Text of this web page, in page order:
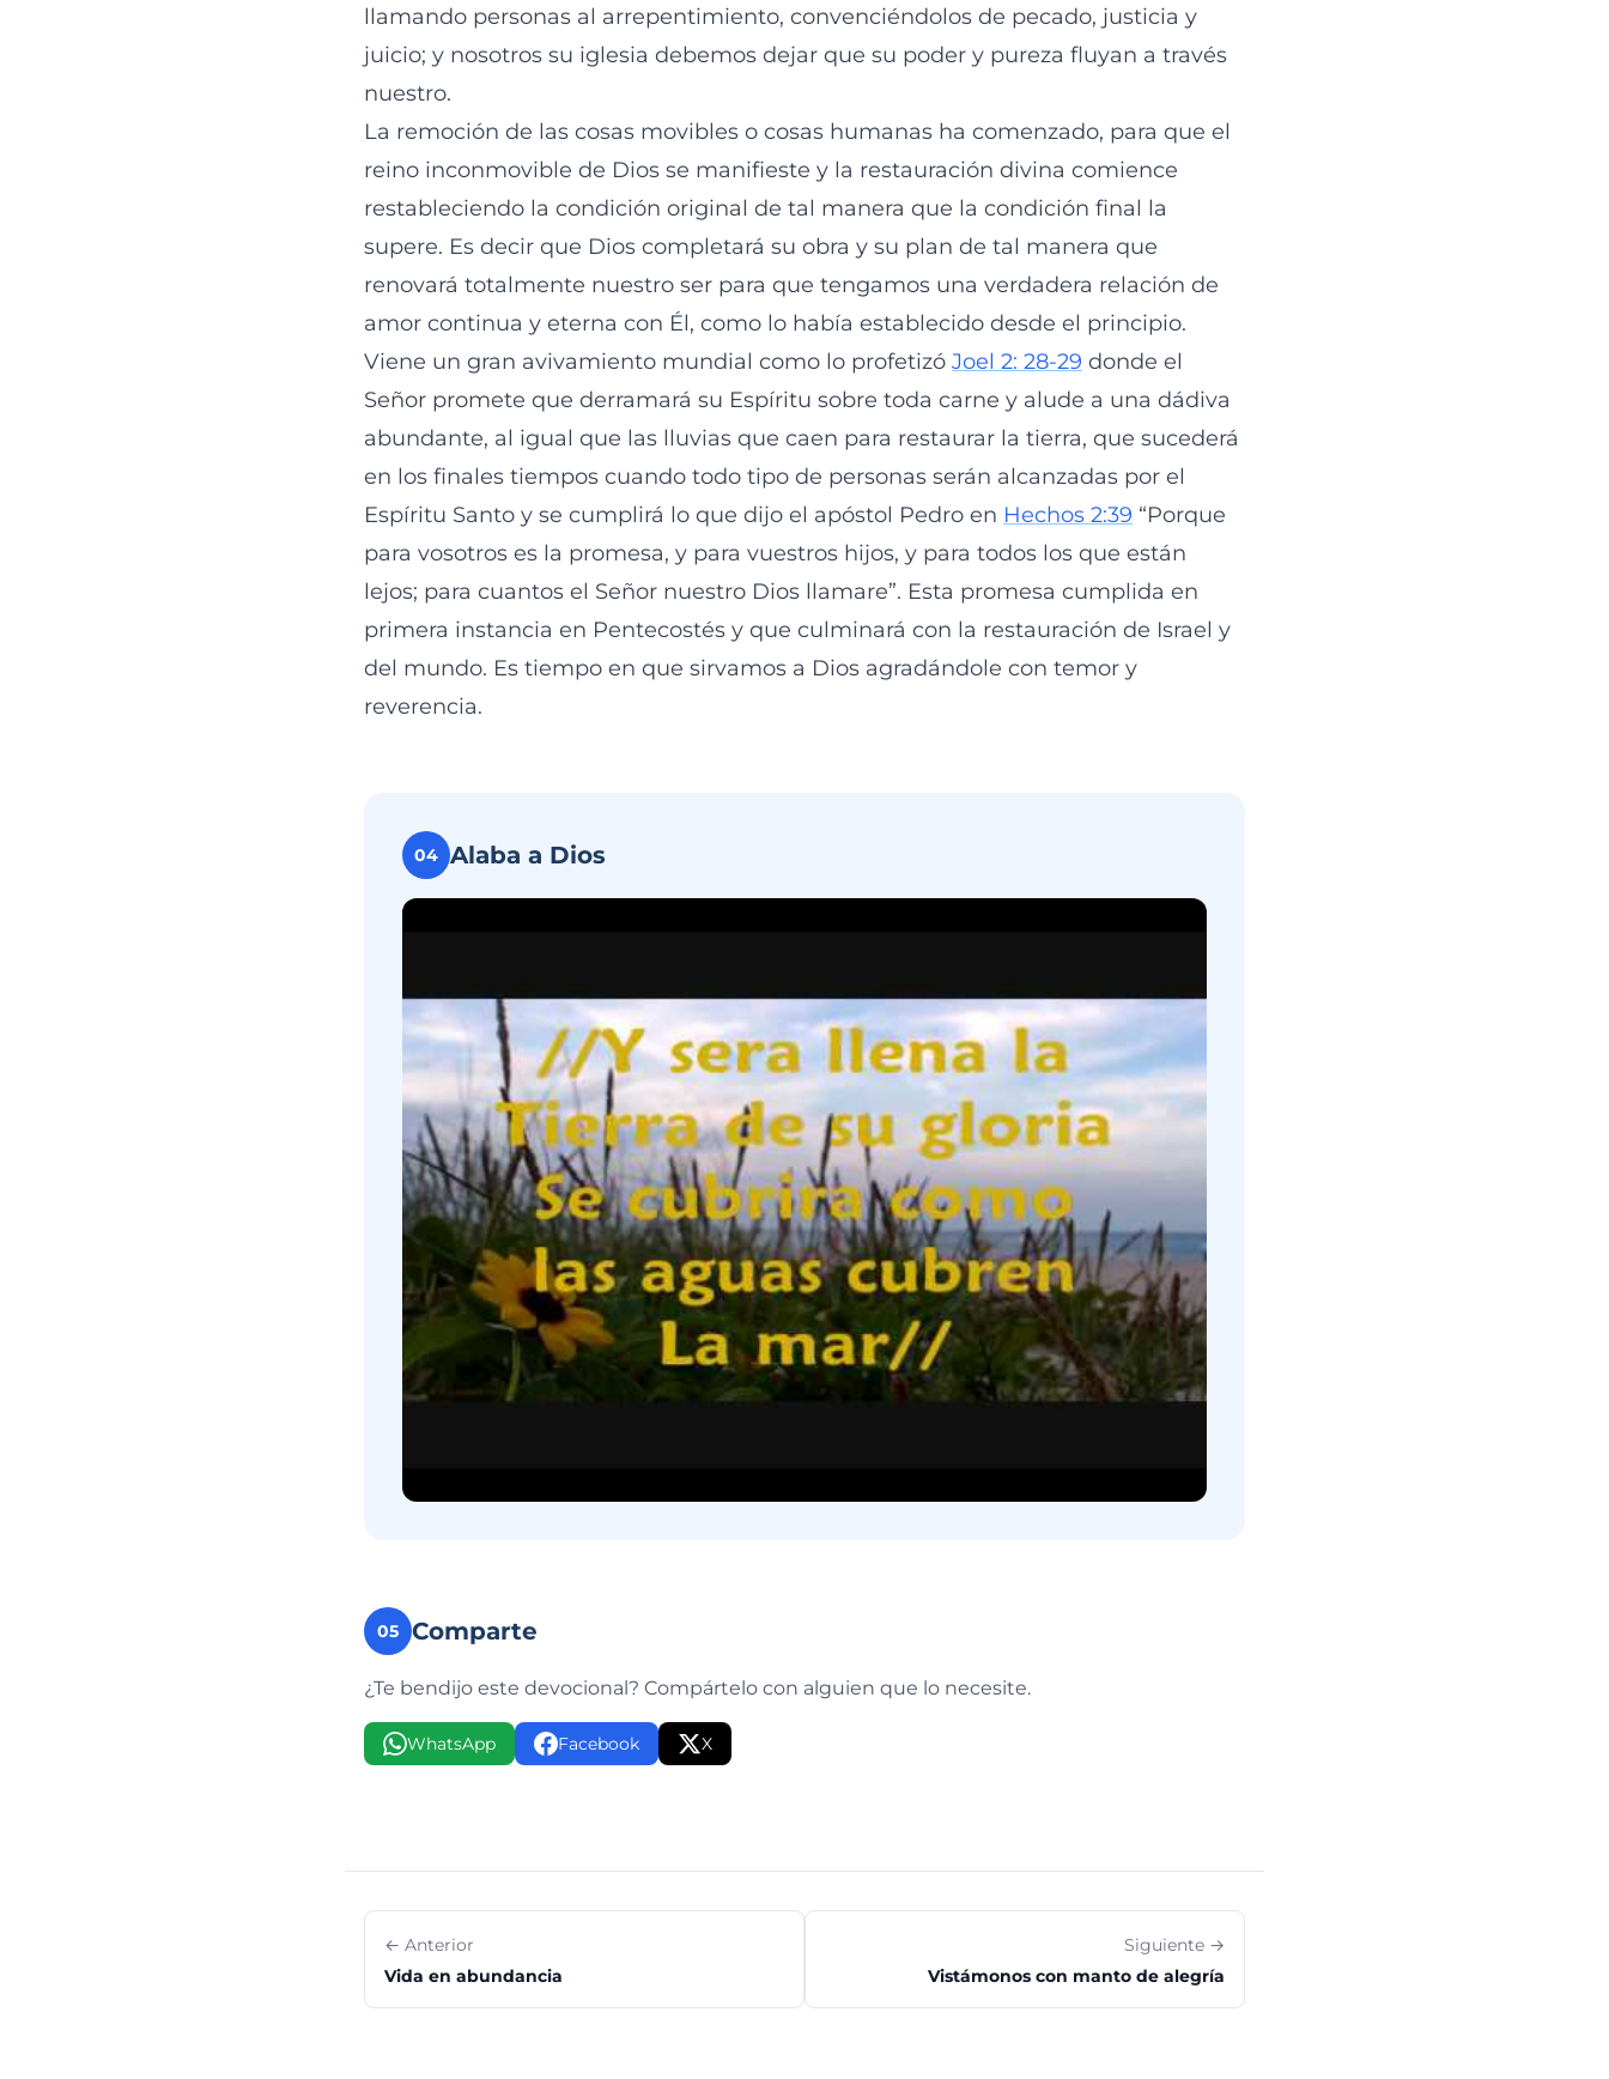
llamando personas al arrepentimiento, convenciéndolos de pecado, justicia y
juicio; y nosotros su iglesia debemos dejar que su poder y pureza fluyan a través
nuestro.
La remoción de las cosas movibles o cosas humanas ha comenzado, para que el
reino inconmovible de Dios se manifieste y la restauración divina comience
restableciendo la condición original de tal manera que la condición final la
supere. Es decir que Dios completará su obra y su plan de tal manera que
renovará totalmente nuestro ser para que tengamos una verdadera relación de
amor continua y eterna con Él, como lo había establecido desde el principio.
Viene un gran avivamiento mundial como lo profetizó Joel 2: 28-29 donde el
Señor promete que derramará su Espíritu sobre toda carne y alude a una dádiva
abundante, al igual que las lluvias que caen para restaurar la tierra, que sucederá
en los finales tiempos cuando todo tipo de personas serán alcanzadas por el
Espíritu Santo y se cumplirá lo que dijo el apóstol Pedro en Hechos 2:39 “Porque
para vosotros es la promesa, y para vuestros hijos, y para todos los que están
lejos; para cuantos el Señor nuestro Dios llamare”. Esta promesa cumplida en
primera instancia en Pentecostés y que culminará con la restauración de Israel y
del mundo. Es tiempo en que sirvamos a Dios agradándole con temor y
reverencia.
04 Alaba a Dios
05 Comparte
¿Te bendijo este devocional? Compártelo con alguien que lo necesite.
WhatsApp Facebook X
← Anterior
Vida en abundancia
Siguiente →
Vistámonos con manto de alegría